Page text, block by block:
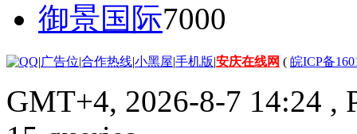
御景国际7000
|广告位|合作热线|小黑屋|手机版|安庆在线网 ( 皖ICP备
GMT+4, 2026-8-7 14:24 ,